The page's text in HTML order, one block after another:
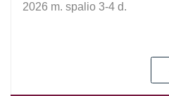
2026 m. spalio 3-4 d.